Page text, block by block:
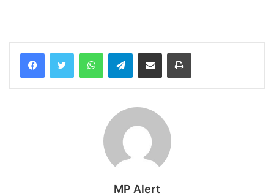
WhatsAppTelegramShare via Email Print
MP Alert